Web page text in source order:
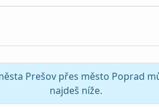
Prešov přes město Poprad
najdeš níže.